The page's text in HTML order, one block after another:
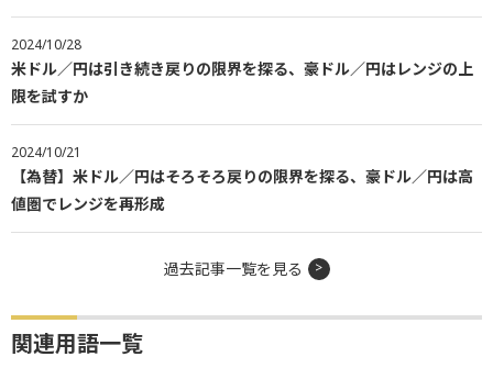
2024/10/28
米ドル／円は引き続き戻りの限界を探る、豪ドル／円はレンジの上
限を試すか
2024/10/21
【為替】米ドル／円はそろそろ戻りの限界を探る、豪ドル／円は高
値圏でレンジを再形成
過去記事一覧を見る
関連用語一覧